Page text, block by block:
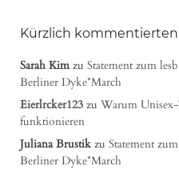
Kürzlich kommentierten
Sarah Kimzu Statement zum
Berliner Dyke*March
Eierlrcker123 zu Warum
funktionieren
Juliana Brustik zu Statement
Berliner Dyke*March